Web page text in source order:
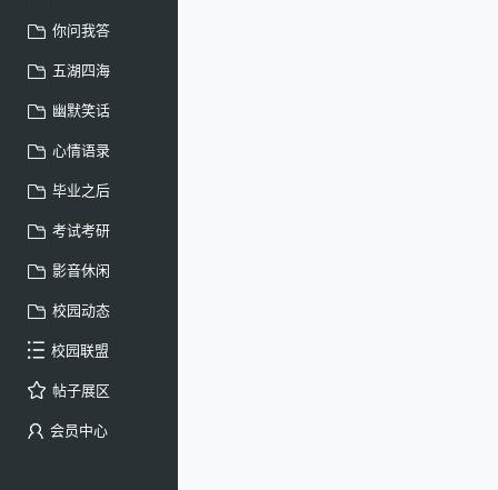
你问我答
五湖四海
幽默笑话
心情语录
毕业之后
考试考研
影音休闲
校园动态
校园联盟
帖子展区
会员中心